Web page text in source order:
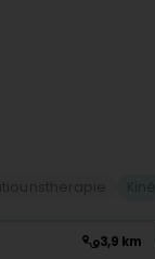
3,9 km